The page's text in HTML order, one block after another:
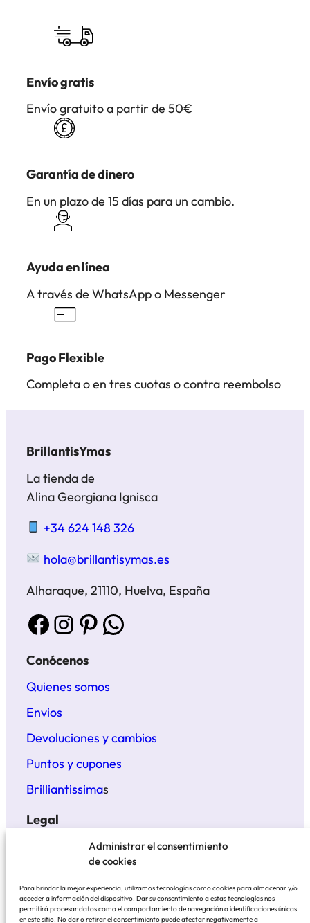
Administrar el consentimiento
de cookies
Para brindar la mejor experiencia, utilizamos tecnologías como cookies para almacenar y/o
acceder a información del dispositivo. Dar su consentimiento a estas tecnologías nos
permitirá procesar datos como el comportamiento de navegación o identificaciones únicas
en este sitio. No dar o retirar el consentimiento puede afectar negativamente a
Envío gratis
Envío gratuito a partir de 50€
Garantía de dinero
En un plazo de 15 días para un cambio.
Ayuda en línea
A través de WhatsApp o Messenger
Pago Flexible
Completa o en tres cuotas o contra reembolso
BrillantisYmas
La tienda de
Alina Georgiana Ignisca
+34 624 148 326
hola@brillantisymas.es
Alharaque, 21110, Huelva, España
Facebook Instagram Pinterest WhatsApp
Conócenos
Quienes somos
Envios
Devoluciones y cambios
Puntos y cupones
Brilliantissimas
Legal
Términos y condiciones
Aviso legal